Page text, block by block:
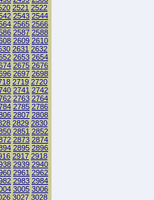
2521 2522
2543 2544
2565 2566
2587 2588
2609 2610
2631 2632
2653 2654
2675 2676
2697 2698
2719 2720
2741 2742
2763 2764
2785 2786
2807 2808
2829 2830
2851 2852
2873 2874
2895 2896
2917 2918
2939 2940
2961 2962
2983 2984
3005 3006
3027 3028